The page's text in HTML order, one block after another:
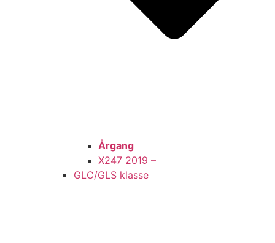
Årgang
X247 2019 –
GLC/GLS klasse